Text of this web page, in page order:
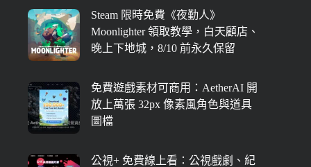
Steam 限時免費《夜勤人》
Moonlighter 領取教學，白天顧店、
晚上下地城，8/10 前永久保留
免費遊戲素材可商用：AetherAI 開
放上萬張 32px 像素風角色與道具
圖檔
公視+ 免費線上看：公視戲劇、紀